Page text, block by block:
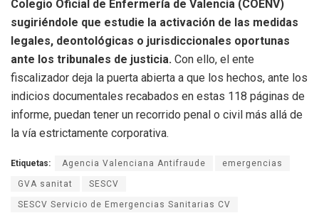
Colegio Oficial de Enfermería de Valencia (COENV)
sugiriéndole que estudie la activación de las medidas
legales, deontológicas o jurisdiccionales oportunas
ante los tribunales de justicia. Con ello, el ente
fiscalizador deja la puerta abierta a que los hechos, ante los
indicios documentales recabados en estas 118 páginas de
informe, puedan tener un recorrido penal o civil más allá de
la vía estrictamente corporativa.
Etiquetas: Agencia Valenciana Antifraude emergencias
GVA sanitat SESCV
SESCV Servicio de Emergencias Sanitarias CV